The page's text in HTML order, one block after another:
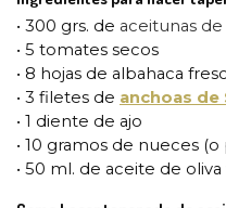
• 300 grs. de aceitunas
• 5 tomates secos
• 8 hojas de albahaca
• 3 filetes de anchoas de
• 1 diente de ajo
• 10 gramos de nueces (o
• 50 ml. de aceite de